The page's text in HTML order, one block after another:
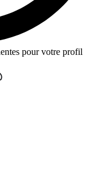
pour votre profil